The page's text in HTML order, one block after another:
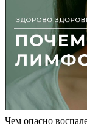
Чем опасно